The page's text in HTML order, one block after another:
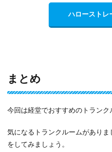
ハローストレ
まとめ
今回は経堂でおすすめのトランク
気になるトランクルームがあり
をしてみましょう。